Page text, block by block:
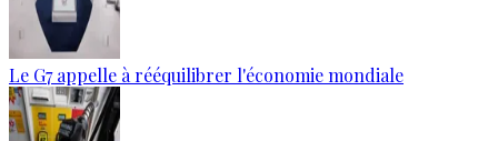
Le G7 appelle à rééquilibrer l'économie mondiale